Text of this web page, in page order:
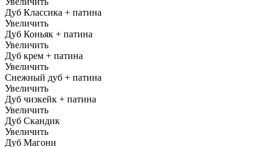
Дуб Классика + патина
Увеличить
Дуб Коньяк + патина
Увеличить
Дуб крем + патина
Увеличить
Снежный дуб + патина
Увеличить
Дуб чизкейк + патина
Увеличить
Дуб Скандик
Увеличить
Дуб Магони